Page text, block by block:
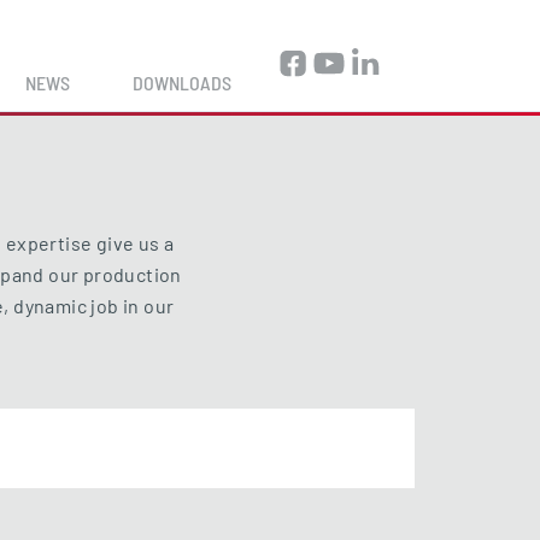
NEWS DOWNLOADS
give us a
our production
dynamic job in our